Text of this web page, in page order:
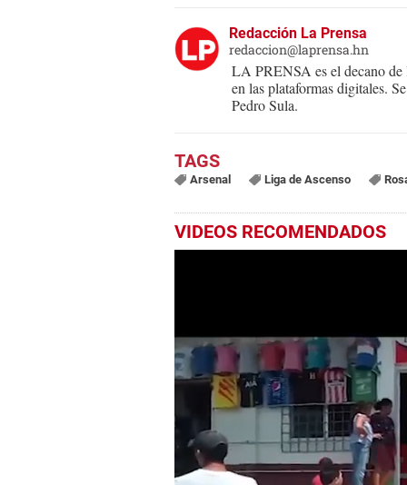
Redacción La Prensa
redaccion@laprensa.hn
LA PRENSA es el decano de
en las plataformas digitales.
Pedro Sula.
Arsenal Liga de Ascenso
VIDEOS RECOMENDADOS